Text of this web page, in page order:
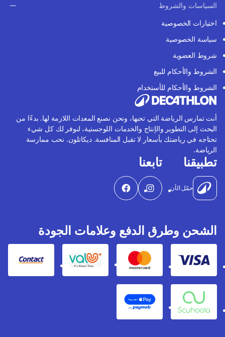
السياسات والشروط
اختيارات الخصوصية
سياسة الخصوصية
شروط العضوية
الشروط والأحكام للبيع
الشروط والأحكام للأستخدام
أنت تمارس الرياضة التي تحبها، ونحن نصنع المعدات اللازمة لها. بدءًا من
البحث إلى التطوير والإنتاج والخدمات اللوجستية، لنوفر لك كل شيء
تحتاجه في رياضتك بأسعار لا تقبل المنافسة. ديكاتلون. نحب ممارسة
الرياضة.
تطبيقنا
حمّل الأن
تابعنا
الشحن وطرق الدفع وعلامات الجودة
Visa
Mastercard
Valu
Contact
Souhoola
Apple Pay